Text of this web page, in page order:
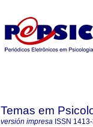
Temas em
versión impresa ISSN